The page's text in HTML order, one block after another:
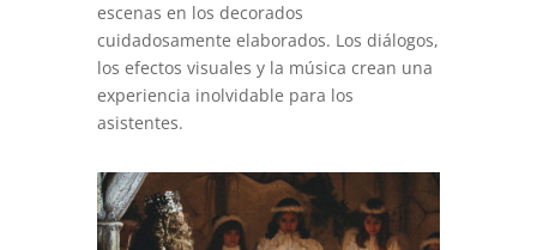
escenas en los decorados
cuidadosamente elaborados. Los diálogos,
los efectos visuales y la música crean una
experiencia inolvidable para los
asistentes.